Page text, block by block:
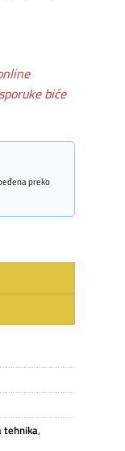
biće
preko
tehnika,